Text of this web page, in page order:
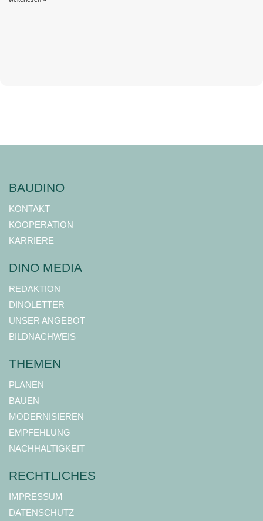
BAUDINO
KONTAKT
KOOPERATION
KARRIERE
DINO MEDIA
REDAKTION
DINOLETTER
UNSER ANGEBOT
BILDNACHWEIS
THEMEN
PLANEN
BAUEN
MODERNISIEREN
EMPFEHLUNG
NACHHALTIGKEIT
RECHTLICHES
IMPRESSUM
DATENSCHUTZ